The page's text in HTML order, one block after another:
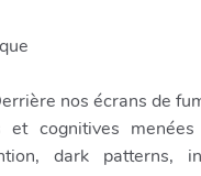
nos écrans de
et cognitives
dark patterns,